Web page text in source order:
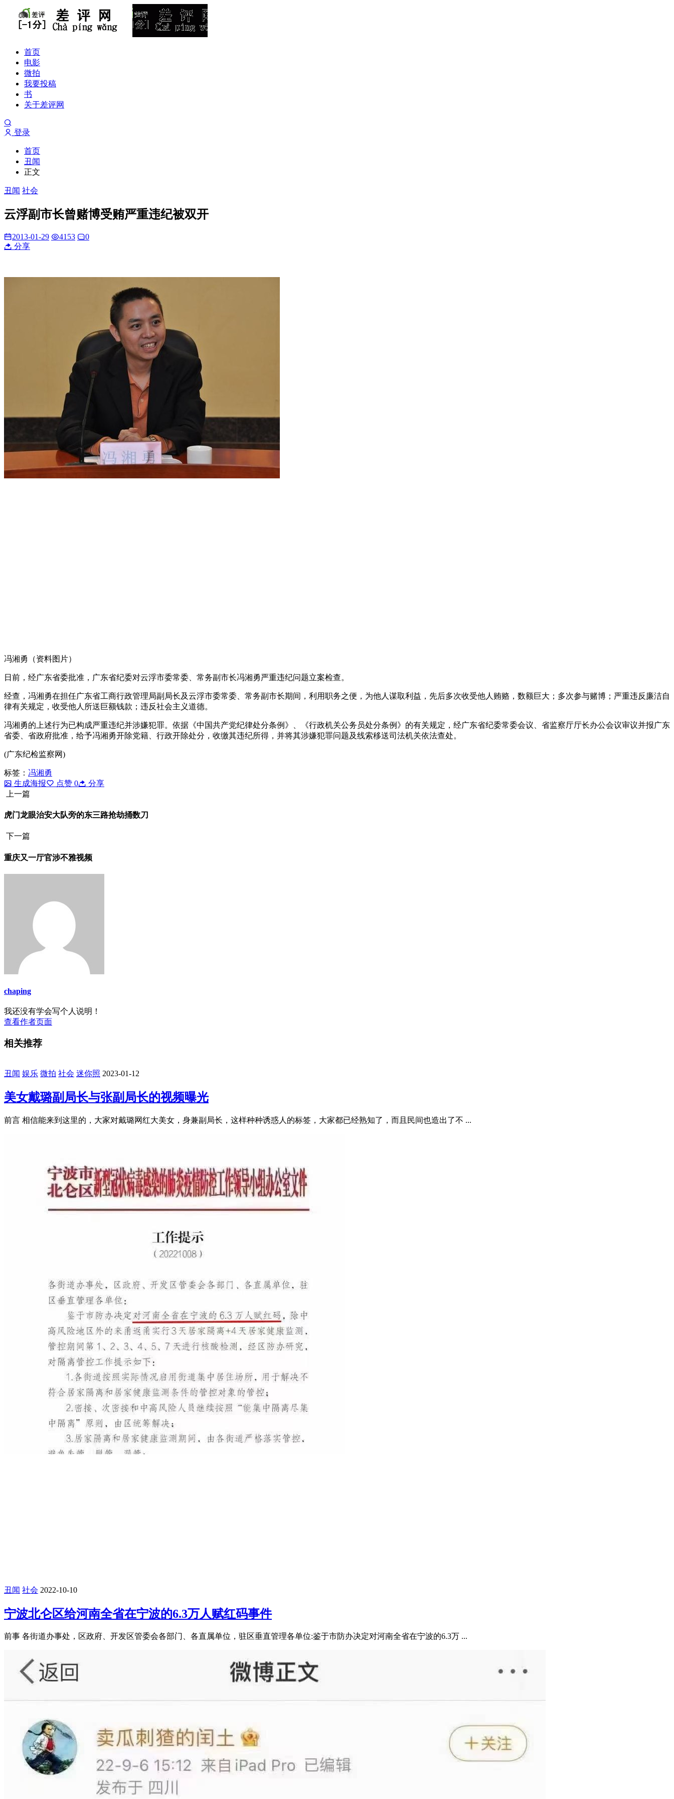
首页
电影
微拍
我要投稿
书
关于差评网
登录
首页
丑闻
正文
丑闻 社会
云浮副市长曾赌博受贿严重违纪被双开
2013-01-29 4153
0
分享
冯湘勇（资料图片）
日前，经广东省委批准，广东省纪委对云浮市委常委、常务副市长冯湘勇严重违纪问题立案检查。
经查，冯湘勇在担任广东省工商行政管理局副局长及云浮市委常委、常务副市长期间，利用职务之便，为他人谋取利益，先后多次收受他人贿赂，数额巨大；多次参与赌博；严重违反廉洁自
律有关规定，收受他人所送巨额钱款；违反社会主义道德。
冯湘勇的上述行为已构成严重违纪并涉嫌犯罪。依据《中国共产党纪律处分条例》、《行政机关公务员处分条例》的有关规定，经广东省纪委常委会议、省监察厅厅长办公会议审议并报广东
省委、省政府批准，给予冯湘勇开除党籍、行政开除处分，收缴其违纪所得，并将其涉嫌犯罪问题及线索移送司法机关依法查处。
(广东纪检监察网)
标签： 冯湘勇
生成海报
点赞 0
分享
上一篇
虎门龙眼治安大队旁的东三路抢劫捅数刀
下一篇
重庆又一厅官涉不雅视频
chaping
我还没有学会写个人说明！
查看作者页面
相关推荐
微拍 社会 迷你照 2023-01-12
美女戴璐副局长与张副局长的视频曝光
前言 相信能来到这里的，大家对戴璐网红大美女，身兼副局长，这样种种诱惑人的标签，大家都已经熟知了，而且民间也造出了不 ...